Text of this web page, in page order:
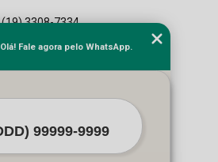
(19) 3308-7334
Home
Contato
Mapa do Site
Olá! Fale agora pelo WhatsApp.